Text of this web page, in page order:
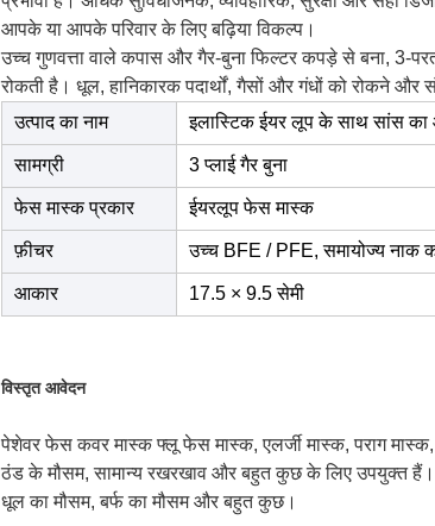
आपके या आपके परिवार के लिए बढ़िया विकल्प।
उच्च गुणवत्ता वाले कपास और गैर-बुना फिल्टर कपड़े से बना, 3-
रोकती है। धूल, हानिकारक पदार्थों, गैसों और गंधों को रोकने
उत्पाद का नाम
इलास्टिक ईयर लूप के साथ सांस
सामग्री 3 प्लाई गैर बुना
फेस मास्क प्रकार ईयरलूप फेस मास्क
फ़ीचर उच्च BFE / PFE, समायोज्य नाक
आकार 17.5 × 9.5 सेमी
विस्तृत आवेदन
पेशेवर फेस कवर मास्क फ्लू फेस मास्क, एलर्जी मास्क, पराग
ठंड के मौसम, सामान्य रखरखाव और बहुत कुछ के लिए उपयुक्त हैं।
धूल का मौसम, बर्फ का मौसम और बहुत कुछ।